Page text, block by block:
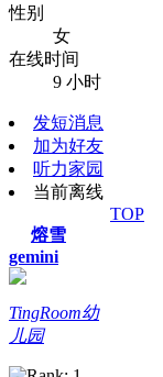
性别
女
在线时间
9 小时
发短消息
加为好友
听力家园
当前离线
TOP
熔雪
gemini
TingRoom幼
儿园